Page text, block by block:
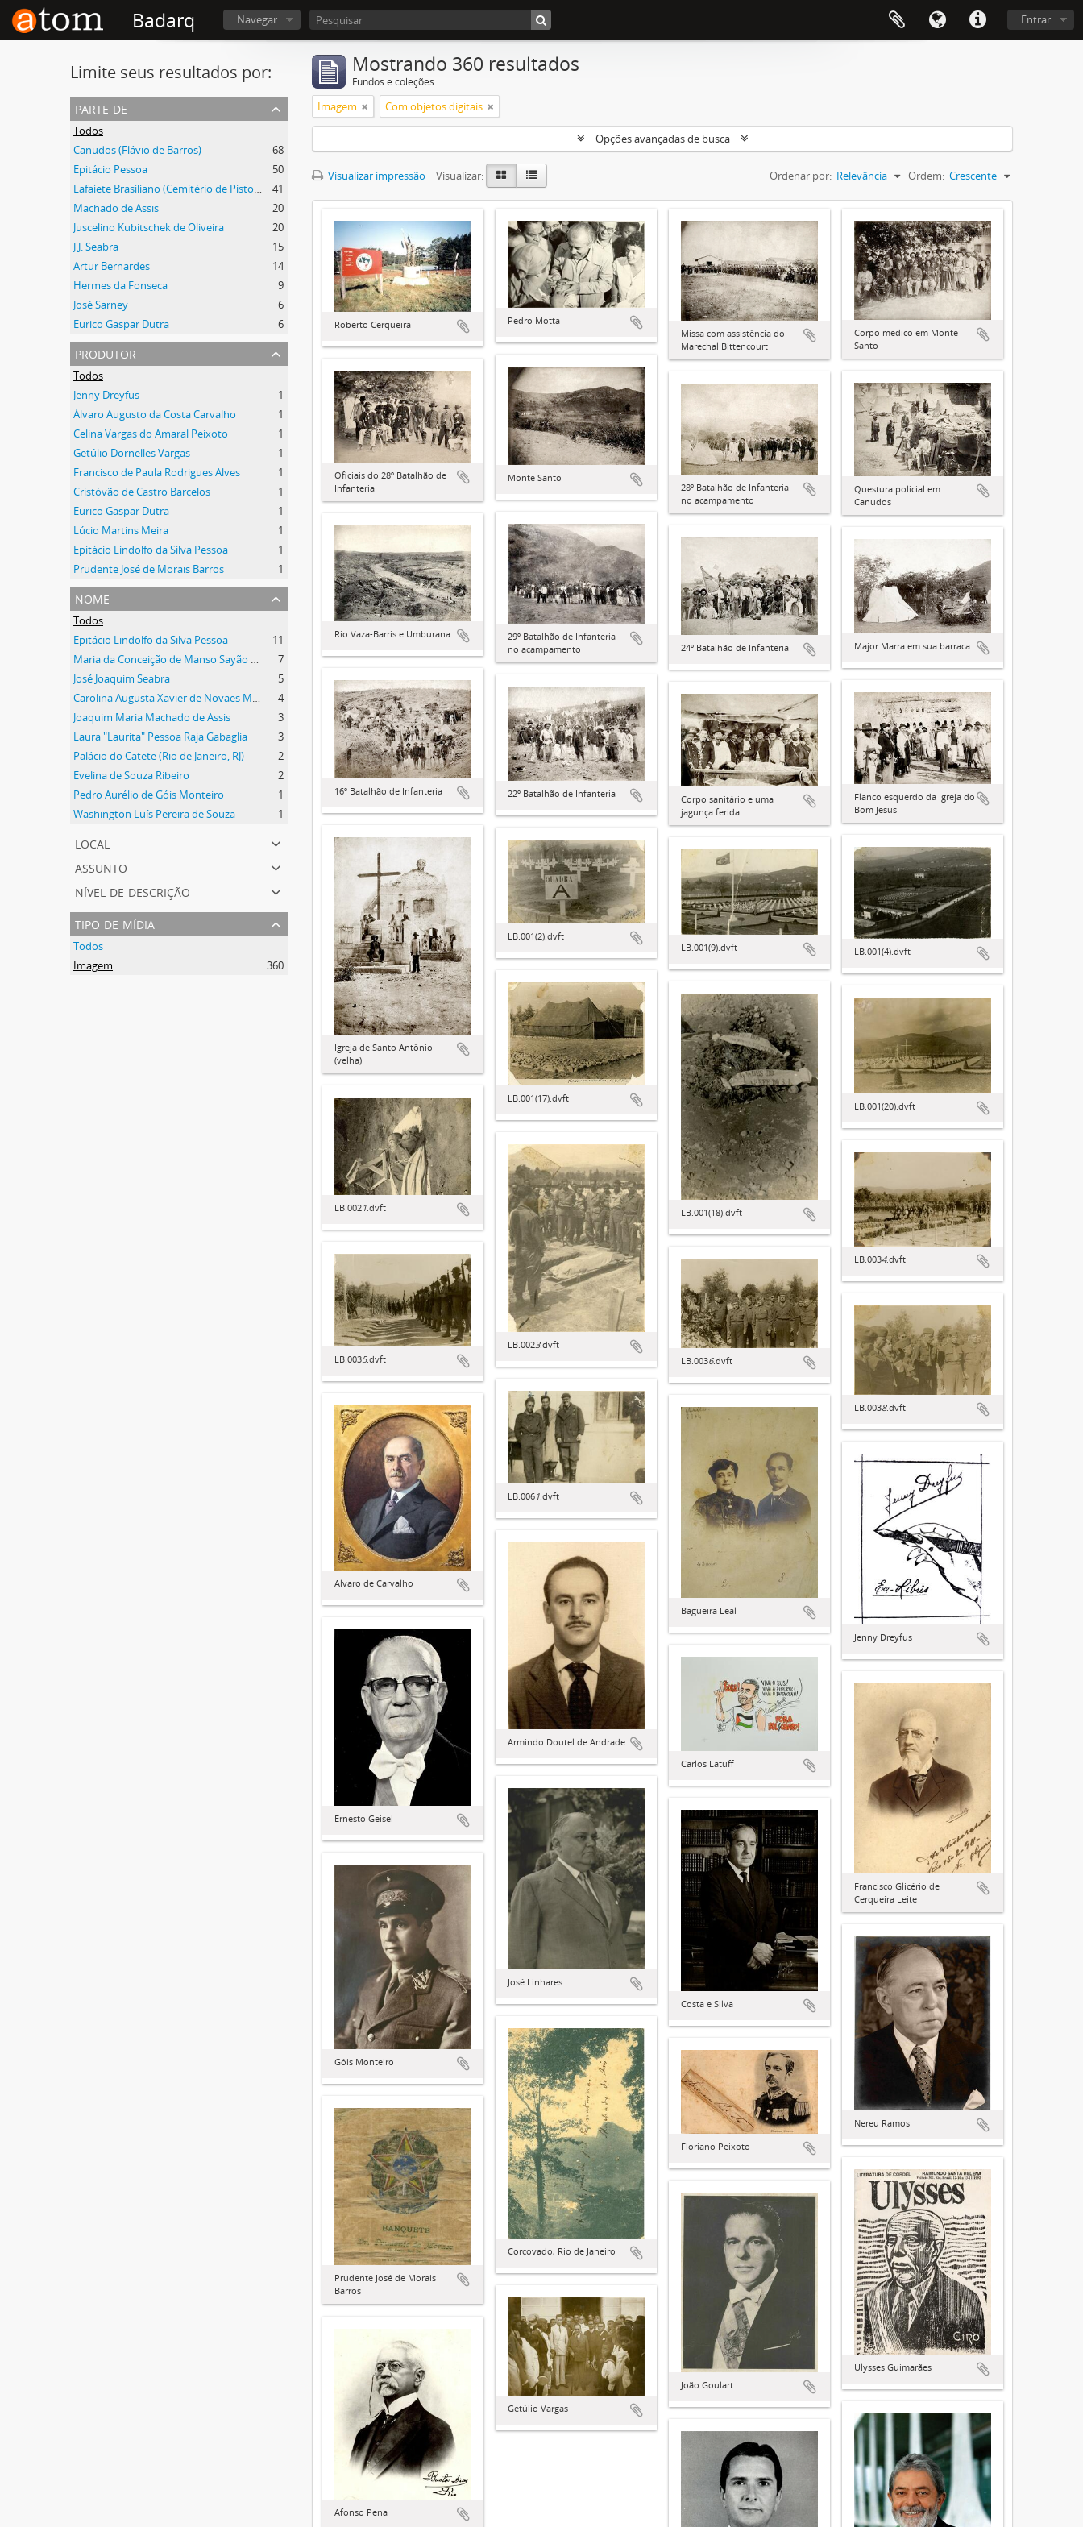
Badarq Navegar Entrar
Limite seus resultados por:
parte de
Todos
Canudos (Flávio de Barros)
68
Epitácio Pessoa
50
Lafaiete Brasiliano (Cemitério de Pistoia)
41
Machado de Assis
20
Juscelino Kubitschek de Oliveira
20
J.J. Seabra
15
Artur Bernardes
14
Hermes da Fonseca
9
José Sarney
6
Eurico Gaspar Dutra
6
produtor
Todos
Jenny Dreyfus
1
Álvaro Augusto da Costa Carvalho
1
Celina Vargas do Amaral Peixoto
1
Getúlio Dornelles Vargas
1
Francisco de Paula Rodrigues Alves
1
Cristóvão de Castro Barcelos
1
Eurico Gaspar Dutra
1
Lúcio Martins Meira
1
Epitácio Lindolfo da Silva Pessoa
1
Prudente José de Morais Barros
1
nome
Todos
Epitácio Lindolfo da Silva Pessoa
11
Maria da Conceição de Manso Sayão da Silva Pessoa
7
José Joaquim Seabra
5
Carolina Augusta Xavier de Novaes Machado de Assis
4
Joaquim Maria Machado de Assis
3
Laura "Laurita" Pessoa Raja Gabaglia
3
Palácio do Catete (Rio de Janeiro, RJ)
2
Evelina de Souza Ribeiro
2
Pedro Aurélio de Góis Monteiro
1
Washington Luís Pereira de Souza
1
local
assunto
nível de descrição
tipo de mídia
Todos
Imagem
360
Mostrando 360 resultados
Fundos e coleções
Imagem Com objetos digitais
Opções avançadas de busca
Visualizar impressão Visualizar: Ordenar por: Relevância Ordem: Crescente
Roberto Cerqueira
Pedro Motta
Missa com assistência do
Marechal Bittencourt
Corpo médico em Monte
Santo
Monte Santo
Oficiais do 28º Batalhão de
Infanteria
Questura policial em
Canudos
28º Batalhão de Infanteria
no acampamento
29º Batalhão de Infanteria
no acampamento
Rio Vaza-Barris e Umburana
24º Batalhão de Infanteria
Major Marra em sua barraca
16º Batalhão de Infanteria 22º Batalhão de Infanteria
Flanco esquerdo da Igreja do
Bom Jesus
Corpo sanitário e uma
jagunça ferida
Igreja de Santo Antônio
(velha)
LB.001(2).dvft
LB.001(4).dvft
LB.001(9).dvft
LB.001(17).dvft
LB.001(18).dvft
LB.001(20).dvft
LB.0021.dvft
LB.0023.dvft
LB.0034.dvft
LB.0035.dvft LB.0036.dvft
LB.0038.dvft
LB.0061 .dvft
Álvaro de Carvalho
Bagueira Leal
Jenny Dreyfus
Armindo Doutel de Andrade
Ernesto Geisel
Carlos Latuff
Francisco Glicério de
Cerqueira Leite
José Linhares
Costa e Silva
Góis Monteiro
Nereu Ramos
Corcovado, Rio de Janeiro
Floriano Peixoto
Prudente José de Morais
Barros
Ulysses Guimarães
João Goulart
Getúlio Vargas
Afonso Pena